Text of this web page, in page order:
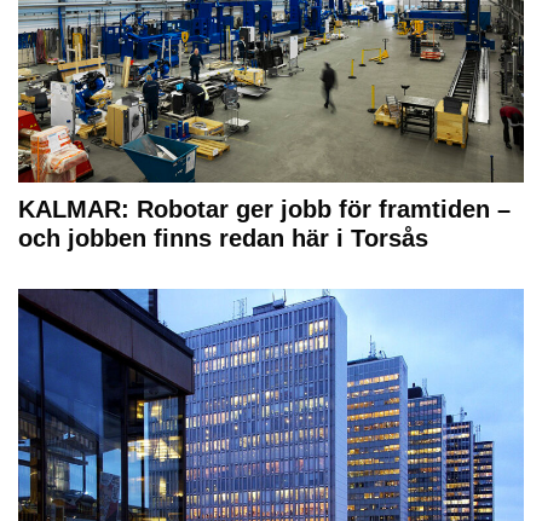
KALMAR: Robotar ger jobb för framtiden –
och jobben finns redan här i Torsås